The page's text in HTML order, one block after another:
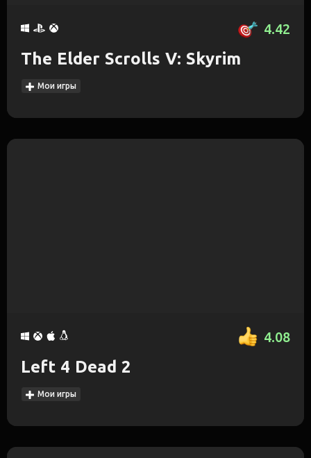
4.42
The Elder Scrolls V: Skyrim
Мои игры
4.08
Left 4 Dead 2
Мои игры